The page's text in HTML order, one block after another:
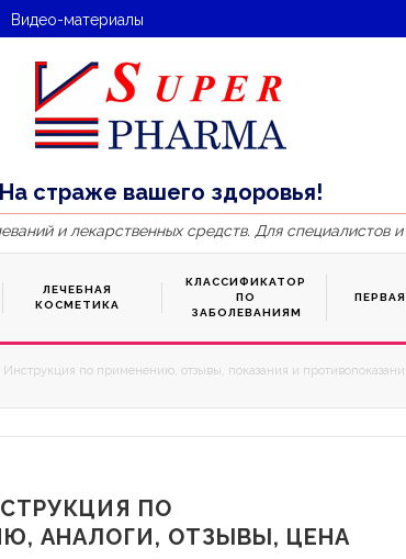
Видео-материалы
На страже вашего здоровья!
и лекарственных средств. Для специалистов
ЛЕЧЕБНАЯ
КОСМЕТИКА
КЛАССИФИКАТОР
ПО
ЗАБОЛЕВАНИЯМ
по применению, отзывы, показания и
ПО
АНАЛОГИ, ОТЗЫВЫ, ЦЕНА